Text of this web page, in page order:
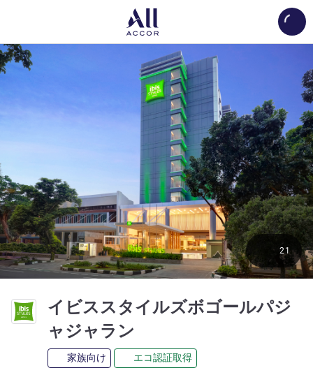
イビススタイルズボゴールパジ
ャジャラン
家族向け エコ認証取得
21